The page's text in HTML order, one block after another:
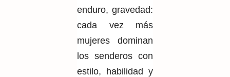
enduro, gravedad:
cada vez más
mujeres dominan
los senderos con
estilo, habilidad y